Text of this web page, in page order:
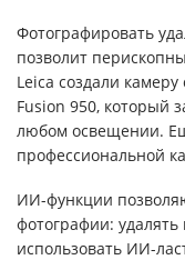
Фотографировать
позволит
Leica создали
Fusion 950, который
любом освещении.
профессиональной
ИИ-функции
фотографии:
использовать ИИ-